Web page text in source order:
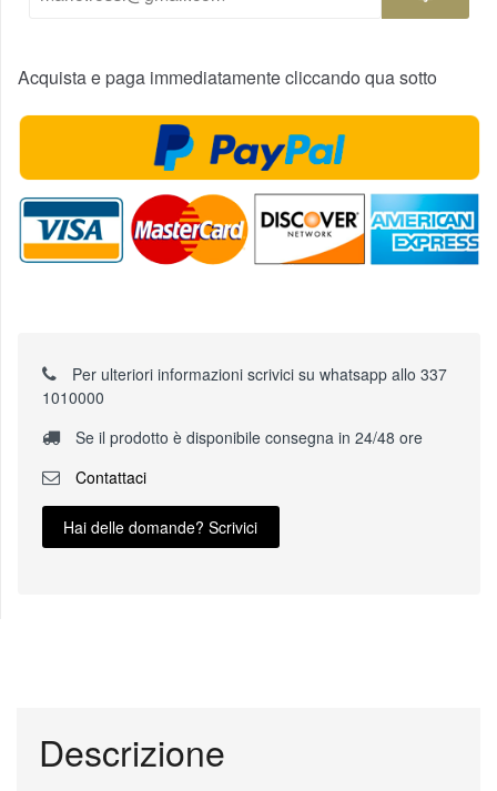
Acquista e paga immediatamente cliccando qua sotto
Per ulteriori informazioni scrivici su whatsapp allo 337
1010000
Se il prodotto è disponibile consegna in 24/48 ore
Contattaci
Hai delle domande? Scrivici
Descrizione